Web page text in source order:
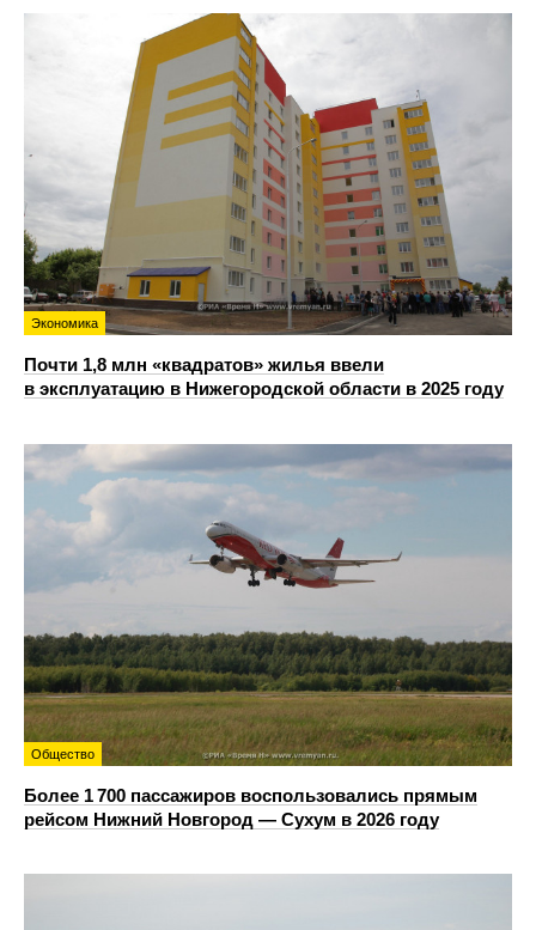
Экономика
Почти 1,8 млн «квадратов» жилья ввели
в эксплуатацию в Нижегородской области в 2025 году
Общество
Более 1 700 пассажиров воспользовались прямым
рейсом Нижний Новгород — Сухум в 2026 году